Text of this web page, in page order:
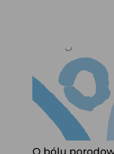
O bólu